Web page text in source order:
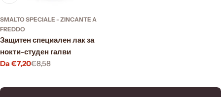
SMALTO SPECIALE - ZINCANTE A
FREDDO
Защитен специален лак за
нокти-студен галви
Prezzo
vendita
Da €7,20
Prezzo
€8,58